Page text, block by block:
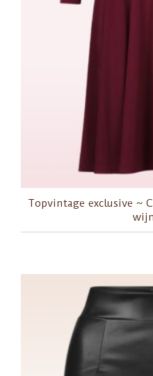
Topvintage exclusive ~